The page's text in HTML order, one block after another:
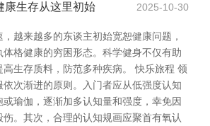
康生存从这里初始 2025-10-30
越来越多的东谈主初始宽恕健康问题，
格健康的穷困形态。科学健身不仅有助
生存质料，防范多种疾病。 快乐旅程 领
依次渐进的原则。入门者应从低强度认知
瑜伽，逐渐加多认知量和强度，幸免因
。其次，合理的认知规画应聚首有氧认